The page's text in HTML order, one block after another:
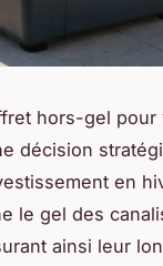
hors-gel pour
décision
en
le gel des
ainsi leur